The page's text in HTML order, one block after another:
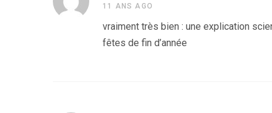
11 ANS AGO
vraiment très bien : une explication
fêtes de fin d’année